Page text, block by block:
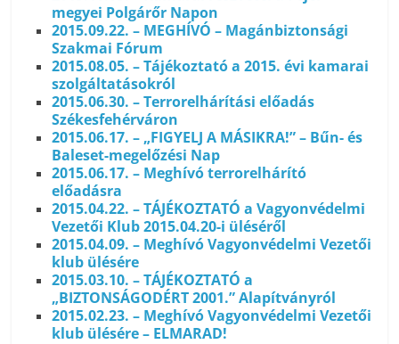
megyei Polgárőr Napon
2015.09.22. – MEGHÍVÓ – Magánbiztonsági
Szakmai Fórum
2015.08.05. – Tájékoztató a 2015. évi kamarai
szolgáltatásokról
2015.06.30. – Terrorelhárítási előadás
Székesfehérváron
2015.06.17. – „FIGYELJ A MÁSIKRA!” – Bűn- és
Baleset-megelőzési Nap
2015.06.17. – Meghívó terrorelhárító
előadásra
2015.04.22. – TÁJÉKOZTATÓ a Vagyonvédelmi
Vezetői Klub 2015.04.20-i üléséről
2015.04.09. – Meghívó Vagyonvédelmi Vezetői
klub ülésére
2015.03.10. – TÁJÉKOZTATÓ a
„BIZTONSÁGODÉRT 2001.” Alapítványról
2015.02.23. – Meghívó Vagyonvédelmi Vezetői
klub ülésére – ELMARAD!